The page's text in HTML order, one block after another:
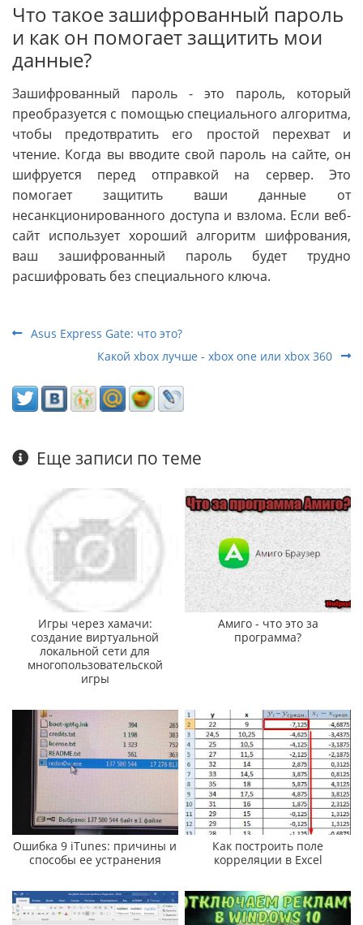
Что такое зашифрованный пароль
и как он помогает защитить мои
данные?
Зашифрованный пароль - это пароль, который
преобразуется с помощью специального алгоритма,
чтобы предотвратить его простой перехват и
чтение. Когда вы вводите свой пароль на сайте, он
шифруется перед отправкой на сервер. Это
помогает защитить ваши данные от
несанкционированного доступа и взлома. Если веб-
сайт использует хороший алгоритм шифрования,
ваш зашифрованный пароль будет трудно
расшифровать без специального ключа.
Asus Express Gate: что это?
Какой xbox лучше - xbox one или xbox 360
Еще записи по теме
Игры через хамачи:
создание виртуальной
локальной сети для
многопользовательской
игры
Амиго - что это за
программа?
Ошибка 9 iTunes: причины и
способы ее устранения
Как построить поле
корреляции в Excel